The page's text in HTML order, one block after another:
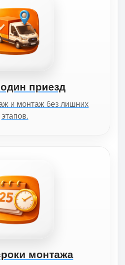
приезд
и монтаж без лишних
этапов.
монтажа